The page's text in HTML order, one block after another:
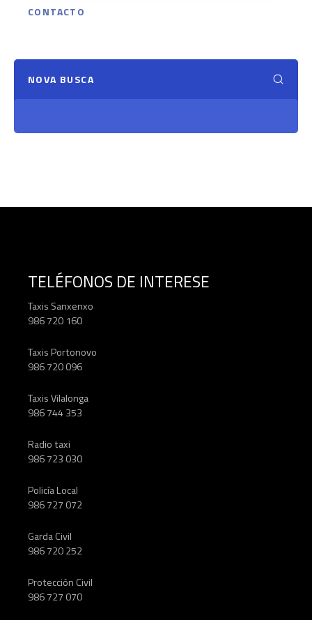
CONTACTO
NOVA BUSCA
TELÉFONOS DE INTERESE
Taxis Sanxenxo
986 720 160
Taxis Portonovo
986 720 096
Taxis Vilalonga
986 744 353
Radio taxi
986 723 030
Policía Local
986 727 072
Garda Civil
986 720 252
Protección Civil
986 727 070